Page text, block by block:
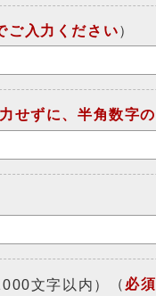
ご入力ください）
力せずに、半角数字
文字以内） （ 必須